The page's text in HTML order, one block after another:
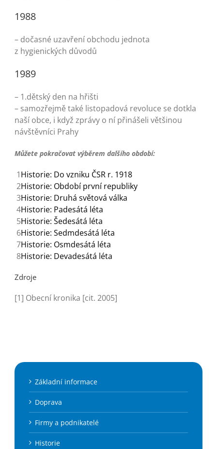
1988
– dočasné uzavření obchodu jednota
z hygienických důvodů
1989
– 1.dětský den na hřišti
– samozřejmě také listopadová revoluce se dotkla
naší obce, i když zprávy o ní přinášeli většinou
návštěvníci Prahy
Můžete pokračovat výběrem dalšího období:
1Historie: Do vzniku ČSR r. 1918
2Historie: Období první republiky
3Historie: Druhá světová válka
4Historie: Padesátá léta
5Historie: Šedesátá léta
6Historie: Sedmdesátá léta
7Historie: Osmdesátá léta
8Historie: Devadesátá léta
Zdroje
[1] Obecní kronika [cit. 2005]
Základní informace
Doprava
Firmy a podnikatelé
Historie